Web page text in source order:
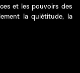
et les pouvoirs des
la quiétitude, la